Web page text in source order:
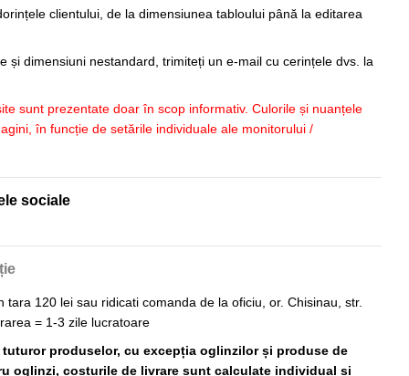
clientului, de la dimensiunea tabloului până la editarea
și dimensiuni nestandard, trimiteți un e-mail cu cerințele dvs. la
sunt prezentate doar în scop informativ. Culorile și nuanțele
în funcție de setările individuale ale monitorului /
sociale
tara 120 lei sau ridicati comanda de la oficiu, or. Chisinau, str.
= 1-3 zile lucratoare
produselor, cu excepția oglinzilor și produse de
oglinzi, costurile de livrare sunt calculate individual și